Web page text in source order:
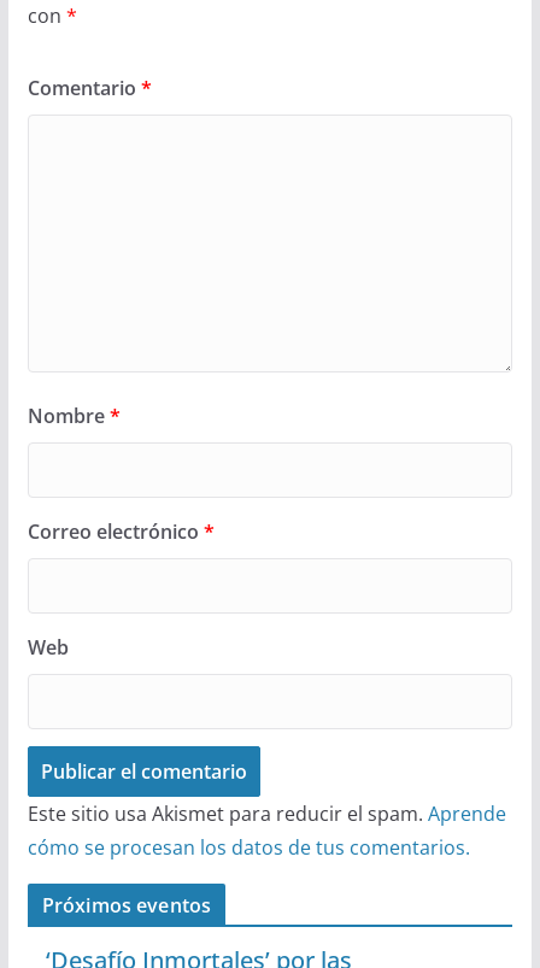
con *
Comentario *
Nombre*
Correo electrónico *
Web
Este sitio usa Akismet para reducir el spam. Aprende
cómo se procesan los datos de tus comentarios.
Próximos eventos
‘Desafío Inmortales’ por las